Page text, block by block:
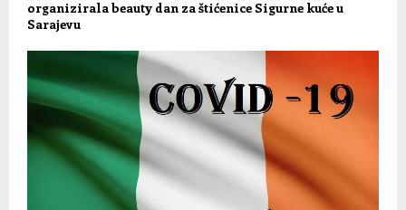
organizirala beauty dan za štićenice Sigurne kuće u
Sarajevu